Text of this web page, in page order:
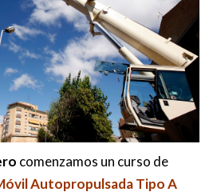
comenzamos un curso de
Autopropulsada Tipo A